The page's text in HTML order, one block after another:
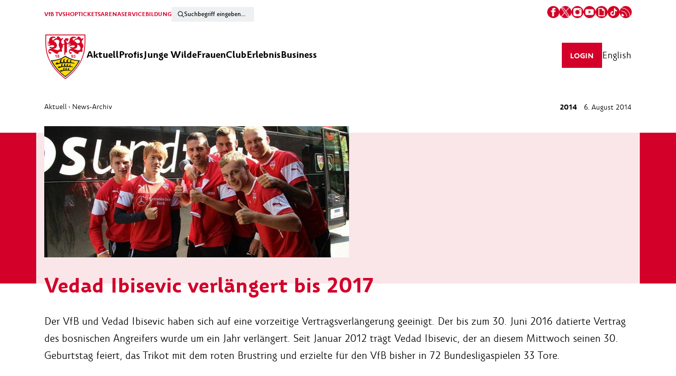
VfB TVSHOPTICKETSARENASERVICEBILDUNG
AktuellProfisJunge WildeFrauenClubErlebnisBusiness LOGIN English
Aktuell › News-Archiv 2014 6. August 2014
Vedad Ibisevic verlängert bis 2017
Der VfB und Vedad Ibisevic haben sich auf eine vorzeitige Vertragsverlängerung geeinigt. Der bis zum 30. Juni 2016 datierte Vertrag
des bosnischen Angreifers wurde um ein Jahr verlängert. Seit Januar 2012 trägt Vedad Ibisevic, der an diesem Mittwoch seinen 30.
Geburtstag feiert, das Trikot mit dem roten Brustring und erzielte für den VfB bisher in 72 Bundesligaspielen 33 Tore.